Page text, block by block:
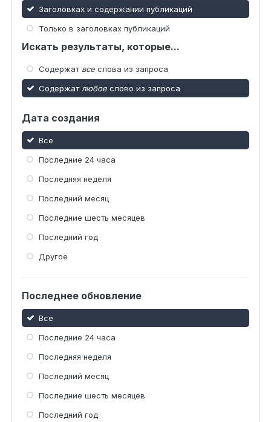
Заголовках и содержании публикаций
Только в заголовках публикаций
Искать результаты, которые...
Содержат все слова из запроса
Содержат любое слово из запроса
Дата создания
Все
Последние 24 часа
Последняя неделя
Последний месяц
Последние шесть месяцев
Последний год
Другое
Последнее обновление
Все
Последние 24 часа
Последняя неделя
Последний месяц
Последние шесть месяцев
Последний год